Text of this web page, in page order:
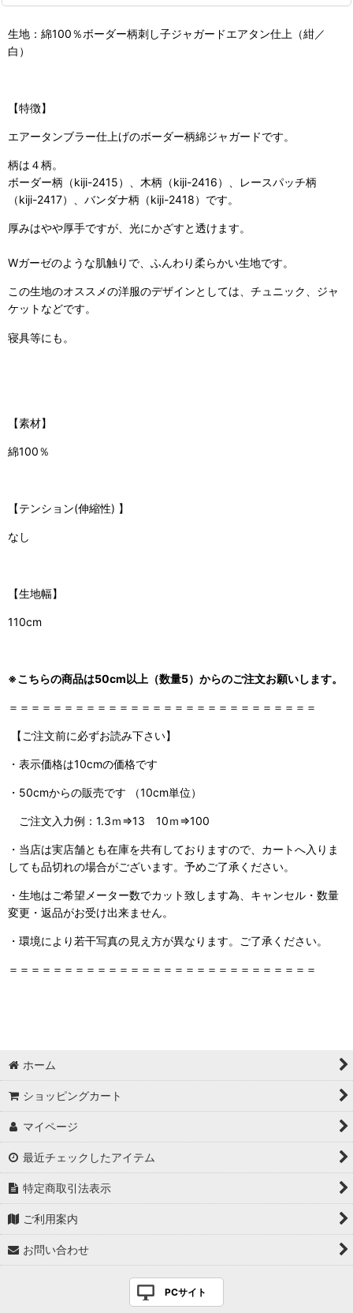
生地：綿100％ボーダー柄刺し子ジャガードエアタン仕上（紺／
白）
【特徴】
エアータンブラー仕上げのボーダー柄綿ジャガードです。
柄は４柄。
ボーダー柄（kiji-2415）、木柄（kiji-2416）、レースパッチ柄
（kiji-2417）、バンダナ柄（kiji-2418）です。
厚みはやや厚手ですが、光にかざすと透けます。
Wガーゼのような肌触りで、ふんわり柔らかい生地です。
この生地のオススメの洋服のデザインとしては、チュニック、ジャ
ケットなどです。
寝具等にも。
【素材】
綿100％
【テンション(伸縮性) 】
なし
【生地幅】
110cm
※こちらの商品は50cm以上（数量5）からのご注文お願いします。
＝＝＝＝＝＝＝＝＝＝＝＝＝＝＝＝＝＝＝＝＝＝＝＝＝＝＝＝
【ご注文前に必ずお読み下さい】
・表示価格は10cmの価格です
・50cmからの販売です （10cm単位）
ご注文入力例：1.3ｍ⇒13 10ｍ⇒100
・当店は実店舗とも在庫を共有しておりますので、 カートへ入りま
しても品切れの場合がございます。予めご了承ください。
・生地はご希望メーター数でカット致します為、キャンセル・数量
変更・返品がお受け出来ません。
・環境により若干写真の見え方が異なります。ご了承ください。
＝＝＝＝＝＝＝＝＝＝＝＝＝＝＝＝＝＝＝＝＝＝＝＝＝＝＝＝
ホーム
ショッピングカート
マイページ
最近チェックしたアイテム
特定商取引法表示
ご利用案内
お問い合わせ
PCサイト